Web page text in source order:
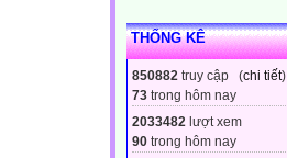
THỐNG KÊ
850882 truy cập (chi tiết)
73 trong hôm nay
2033482 lượt xem
90 trong hôm nay